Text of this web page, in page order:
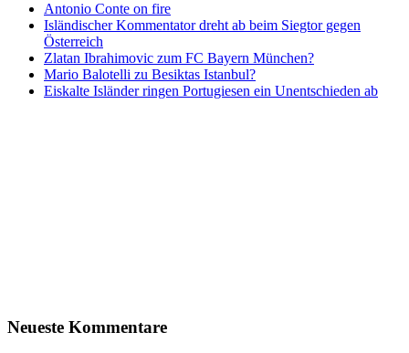
Antonio Conte on fire
Isländischer Kommentator dreht ab beim Siegtor gegen
Österreich
Zlatan Ibrahimovic zum FC Bayern München?
Mario Balotelli zu Besiktas Istanbul?
Eiskalte Isländer ringen Portugiesen ein Unentschieden ab
Neueste Kommentare